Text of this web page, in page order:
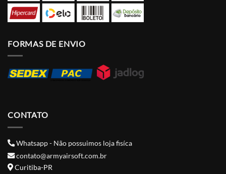
FORMAS DE ENVIO
CONTATO
Whatsapp - Não possuimos loja fisíca
contato@armyairsoft.com.br
Curitiba-PR